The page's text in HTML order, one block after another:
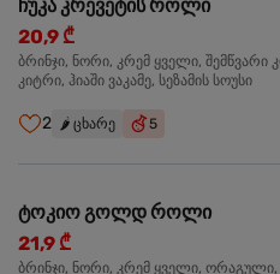
ჩუკა კრევეტის როლი
20,9 ₾
ბრინჯი, ნორი, კრემ ყველი, შემწვარი
კიტრი, ჰიაში ვაკამე, სეზამის სოუსი
2 🌶️ ცხარე 5
ტოკიო გოლდ როლი
21,9 ₾
ბრინჯი, ნორი, კრემ ყველი, ორაგული,